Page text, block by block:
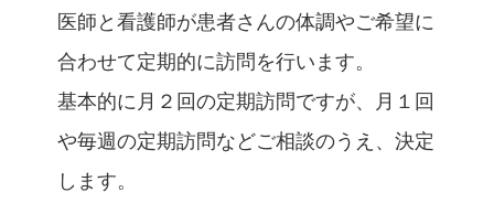
医師と看護師が患者さんの体調やご希望に
合わせて定期的に訪問を行います。
基本的に月２回の定期訪問ですが、月１回
や毎週の定期訪問などご相談のうえ、決定
します。